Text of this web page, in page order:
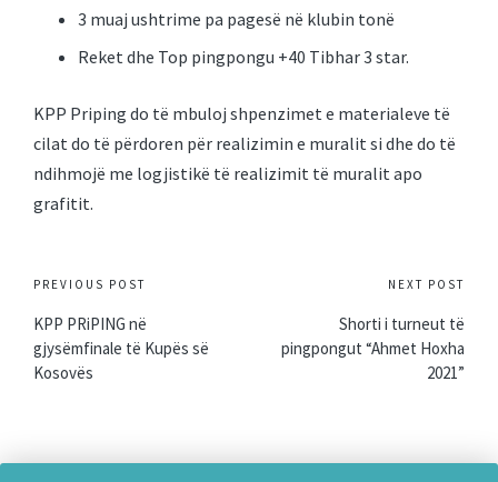
3 muaj ushtrime pa pagesë në klubin tonë
Reket dhe Top pingpongu +40 Tibhar 3 star.
KPP Priping do të mbuloj shpenzimet e materialeve të
cilat do të përdoren për realizimin e muralit si dhe do të
ndihmojë me logjistikë të realizimit të muralit apo
grafitit.
Post
navigation
PREVIOUS POST
KPP PRiPING në
gjysëmfinale të Kupës së
Kosovës
NEXT POST
Shorti i turneut të
pingpongut “Ahmet Hoxha
2021”